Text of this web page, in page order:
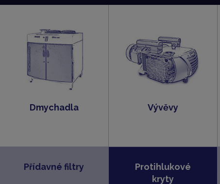
Dmychadla Vývěvy
Přídavné filtry
Protihlukové
kryty